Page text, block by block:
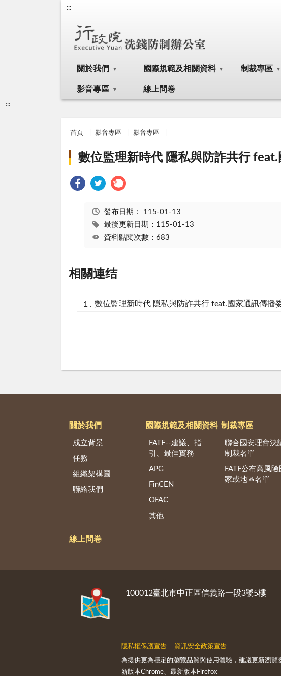
:::
關於我們 國際規範及相關資料 制裁專區
影音專區 線上問卷
:::
首頁 影音專區 影音專區
數位監理新時代 隱私與防詐共行
發布日期： 115-01-13
最後更新日期：115-01-13
資料點閱次數：683
相關連结
數位監理新時代 隱私與防詐共行 feat.國家通訊傳播
關於我們
成立背景
任務
組織架構圖
聯絡我們
國際規範及相關資料
FATF--建議、指
引、最佳實務
APG
FinCEN
OFAC
其他
制裁專區
聯合國安理會決
制裁名單
FATF公布高風險
家或地區名單
線上問卷
100012臺北市中正區信義路一段3號5樓
隱私權保護宣告 資訊安全政策宣告
為提供更為穩定的瀏覽品質與使用體驗，建議更新瀏覽
新版本Chrome、最新版本Firefox